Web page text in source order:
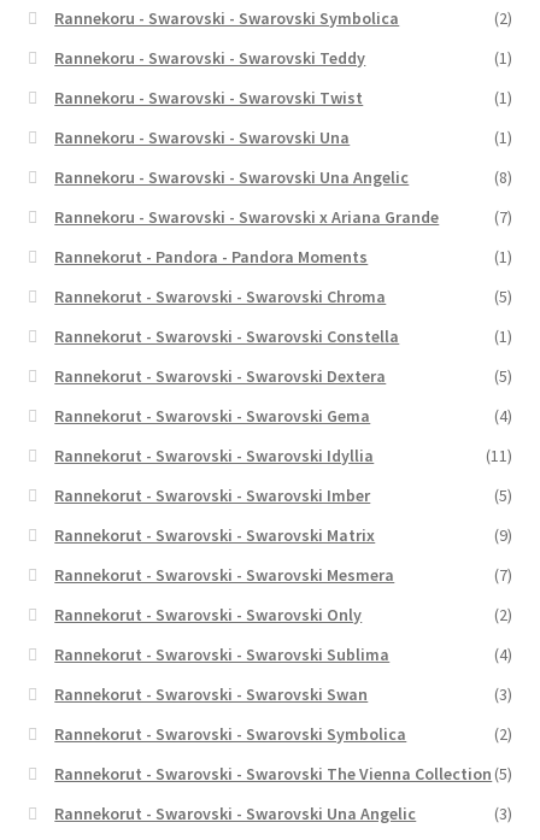
Rannekoru - Swarovski - Swarovski Symbolica
(2)
Rannekoru - Swarovski - Swarovski Teddy
(1)
Rannekoru - Swarovski - Swarovski Twist
(1)
Rannekoru - Swarovski - Swarovski Una
(1)
Rannekoru - Swarovski - Swarovski Una Angelic
(8)
Rannekoru - Swarovski - Swarovski x Ariana Grande
(7)
Rannekorut - Pandora - Pandora Moments
(1)
Rannekorut - Swarovski - Swarovski Chroma
(5)
Rannekorut - Swarovski - Swarovski Constella
(1)
Rannekorut - Swarovski - Swarovski Dextera
(5)
Rannekorut - Swarovski - Swarovski Gema
(4)
Rannekorut - Swarovski - Swarovski Idyllia
(11)
Rannekorut - Swarovski - Swarovski Imber
(5)
Rannekorut - Swarovski - Swarovski Matrix
(9)
Rannekorut - Swarovski - Swarovski Mesmera
(7)
Rannekorut - Swarovski - Swarovski Only
(2)
Rannekorut - Swarovski - Swarovski Sublima
(4)
Rannekorut - Swarovski - Swarovski Swan
(3)
Rannekorut - Swarovski - Swarovski Symbolica
(2)
Rannekorut - Swarovski - Swarovski The Vienna Collection (5)
Rannekorut - Swarovski - Swarovski Una Angelic
(3)